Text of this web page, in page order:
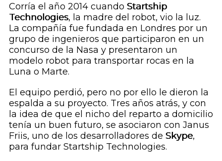
Corría el año 2014 cuando Startship
Technologies, la madre del robot, vio la luz.
La compañía fue fundada en Londres por un
grupo de ingenieros que participaron en un
concurso de la Nasa y presentaron un
modelo robot para transportar rocas en la
Luna o Marte.
El equipo perdió, pero no por ello le dieron la
espalda a su proyecto. Tres años atrás, y con
la idea de que el nicho del reparto a domicilio
tenía un buen futuro, se asociaron con Janus
Friis, uno de los desarrolladores de Skype,
para fundar Startship Technologies.